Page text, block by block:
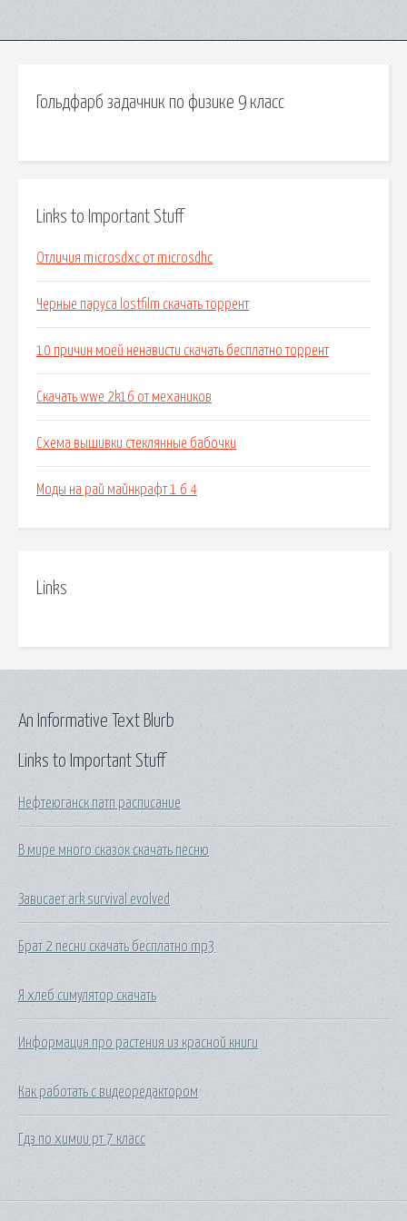
Гольдфарб задачник по физике 9 класс
Links to Important Stuff
Отличия microsdxc от microsdhc
Черные паруса lostfilm скачать торрент
10 причин моей ненависти скачать бесплатно торрент
Скачать wwe 2k16 от механиков
Схема вышивки стеклянные бабочки
Моды на рай майнкрафт 1 6 4
Links
Links to Important Stuff
Нефтеюганск патп расписание
В мире много сказок скачать песню
Зависает ark survival evolved
Брат 2 песни скачать бесплатно mp3
Я хлеб симулятор скачать
Информация про растения из красной книги
Как работать с видеоредактором
Гдз по химии рт 7 класс
An Informative Text Blurb